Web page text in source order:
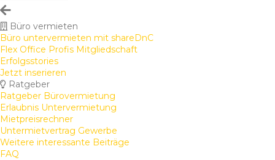
Büro vermieten
Büro untervermieten mit shareDnC
Flex Office Profis Mitgliedschaft
Erfolgsstories
Jetzt inserieren
Ratgeber
Ratgeber Bürovermietung
Erlaubnis Untervermietung
Mietpreisrechner
Untermietvertrag Gewerbe
Weitere interessante Beiträge
FAQ